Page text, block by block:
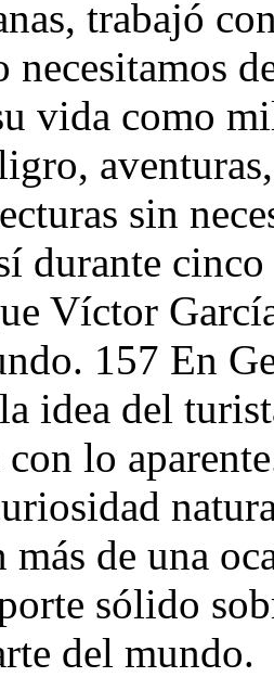
trabajó
necesitamos
vida como
sin
durante
Víctor
157 En
idea del
lo
más de una
sólido
del mundo.